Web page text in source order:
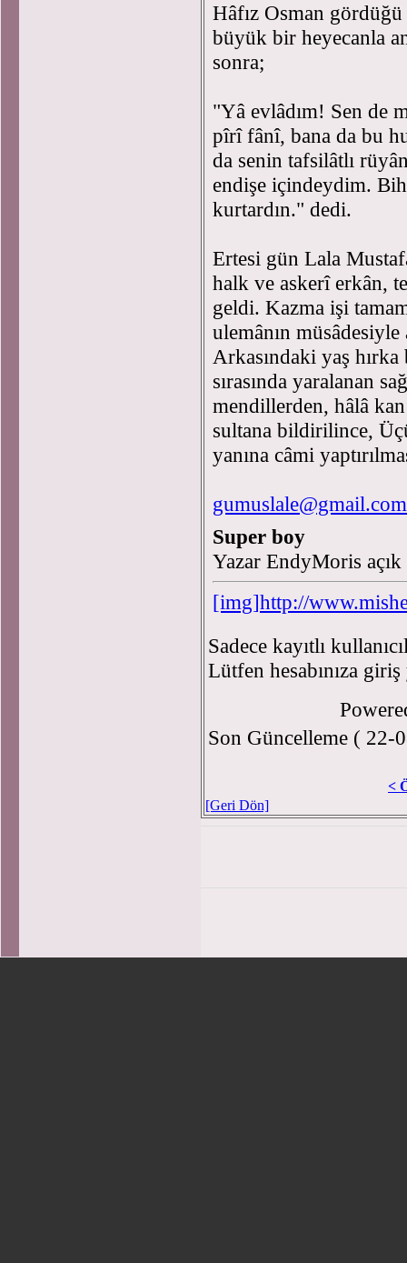
Hâfız Osman gördüğü
büyük bir heyecanla
sonra;
"Yâ evlâdım! Sen de
pîrî fânî, bana da bu
da senin tafsilâtlı
endişe içindeydim.
kurtardın." dedi.
Ertesi gün Lala
halk ve askerî erkân,
geldi. Kazma işi
ulemânın
Arkasındaki yaş
sırasında yaralanan
mendillerden, hâlâ
sultana bildirilince,
yanına câmi
gumuslale@gmail.com
Super boy
Yazar EndyMoris
[img]http://
Sadece kayıtlı
Lütfen hesabınıza
Son Güncelleme ( 22-
<
[Geri Dön]